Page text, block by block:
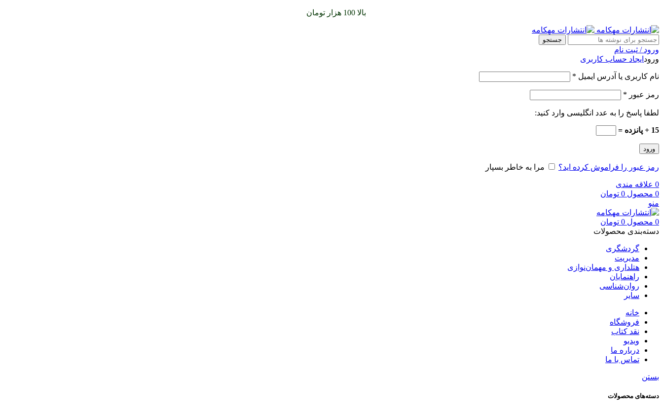
بالا 100 هزار تومان
جستجو
ورود / ثبت نام
ورود ایجاد حساب کاربری
نام کاربری یا آدرس ایمیل *
رمز عبور *
لطفا پاسخ را به عدد انگلیسی وارد کنید:
15 + پانزده =
ورود
رمز عبور را فراموش کرده اید؟ مرا به خاطر بسپار
0 علاقه مندی
0 محصول 0 تومان
منو
0 محصول 0 تومان
دسته‌بندی محصولات
گردشگری
مدیریت
هتلداری و مهمان‌نوازی
راهنمایان
روان‌شناسی
سایر
خانه
فروشگاه
نقد کتاب
ویدیو
درباره‌ ما
تماس با ما
بستن
دسته‌های محصولات